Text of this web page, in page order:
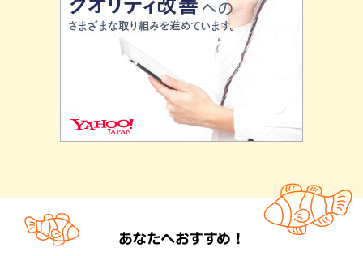
あなたへおすすめ！